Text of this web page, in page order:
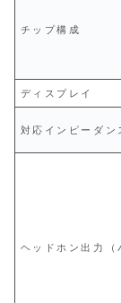
チップ構成
ディスプレイ
対応インピーダン
ヘッドホン出力（